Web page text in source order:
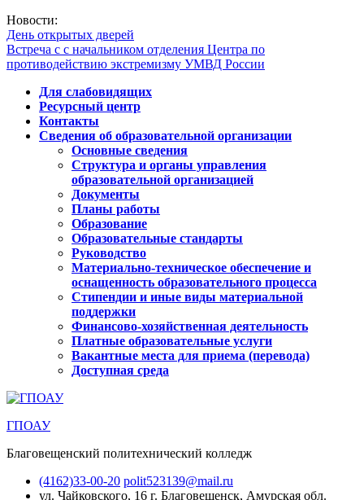
Новости:
День открытых дверей
Встреча с с начальником отделения Центра по
противодействию экстремизму УМВД России
Для слабовидящих
Ресурсный центр
Контакты
Сведения об образовательной организации
Основные сведения
Структура и органы управления
образовательной организацией
Документы
Планы работы
Образование
Образовательные стандарты
Руководство
Материально-техническое обеспечение и
оснащенность образовательного процесса
Стипендии и иные виды материальной
поддержки
Финансово-хозяйственная деятельность
Платные образовательные услуги
Вакантные места для приема (перевода)
Доступная среда
ГПОАУ
Благовещенский политехнический колледж
(4162)33-00-20 polit523139@mail.ru
ул. Чайковского, 16 г. Благовещенск, Амурская обл.